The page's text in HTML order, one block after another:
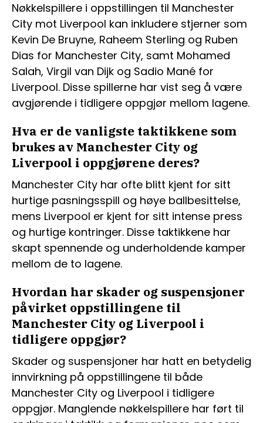
Nøkkelspillere i oppstillingen til Manchester
City mot Liverpool kan inkludere stjerner som
Kevin De Bruyne, Raheem Sterling og Ruben
Dias for Manchester City, samt Mohamed
Salah, Virgil van Dijk og Sadio Mané for
Liverpool. Disse spillerne har vist seg å være
avgjørende i tidligere oppgjør mellom lagene.
Hva er de vanligste taktikkene som
brukes av Manchester City og
Liverpool i oppgjørene deres?
Manchester City har ofte blitt kjent for sitt
hurtige pasningsspill og høye ballbesittelse,
mens Liverpool er kjent for sitt intense press
og hurtige kontringer. Disse taktikkene har
skapt spennende og underholdende kamper
mellom de to lagene.
Hvordan har skader og suspensjoner
påvirket oppstillingene til
Manchester City og Liverpool i
tidligere oppgjør?
Skader og suspensjoner har hatt en betydelig
innvirkning på oppstillingene til både
Manchester City og Liverpool i tidligere
oppgjør. Manglende nøkkelspillere har ført til